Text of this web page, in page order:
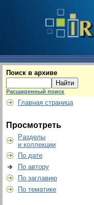
Поиск в архиве
Расширенный поиск
Главная страница
Просмотреть
Разделы
и коллекции
По дате
По автору
По заглавию
По тематике